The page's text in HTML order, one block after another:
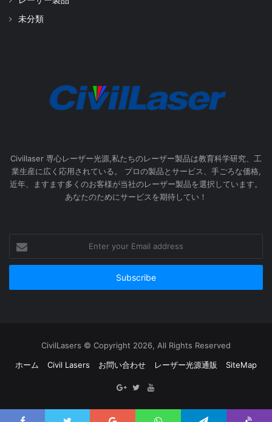
未分類
Civillaser 専心レーザー光源,私たちのレーザー製品は教育科学研究、工
業生産に広く応用されている。 プロの製品とサービス、手ごろな価格,
近年、ますます多くのお客様が当社のレーザー製品を選択しています。
あなたのためにサービスを期待してい！
your
Email
CivilLasers © Copyright 2026, All Rights Reserved
ホーム
Civil Lasers お問い合わせ レーザー光源通販 SiteMap